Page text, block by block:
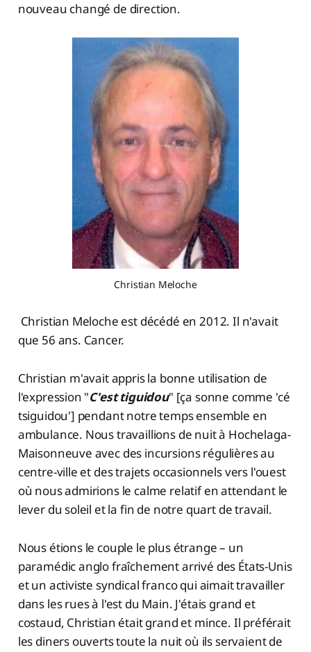
nouveau changé de direction.
Christian Meloche
Christian Meloche est décédé en 2012. Il n'avait
que 56 ans. Cancer.
Christian m'avait appris la bonne utilisation de
l'expression "C'est tiguidou" [ça sonne comme 'cé
tsiguidou'] pendant notre temps ensemble en
ambulance. Nous travaillions de nuit à Hochelaga-
Maisonneuve avec des incursions régulières au
centre-ville et des trajets occasionnels vers l'ouest
où nous admirions le calme relatif en attendant le
lever du soleil et la fin de notre quart de travail.
Nous étions le couple le plus étrange – un
paramédic anglo fraîchement arrivé des États-Unis
et un activiste syndical franco qui aimait travailler
dans les rues à l'est du Main. J'étais grand et
costaud, Christian était grand et mince. Il préférait
les diners ouverts toute la nuit où ils servaient de